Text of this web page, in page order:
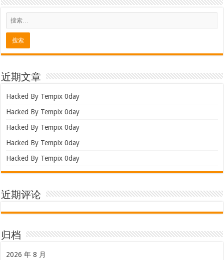
近期文章
Hacked By Tempix 0day
Hacked By Tempix 0day
Hacked By Tempix 0day
Hacked By Tempix 0day
Hacked By Tempix 0day
近期评论
归档
2026 年 8 月